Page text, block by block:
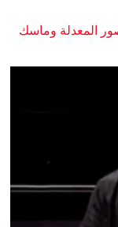
المعدلة وماسك